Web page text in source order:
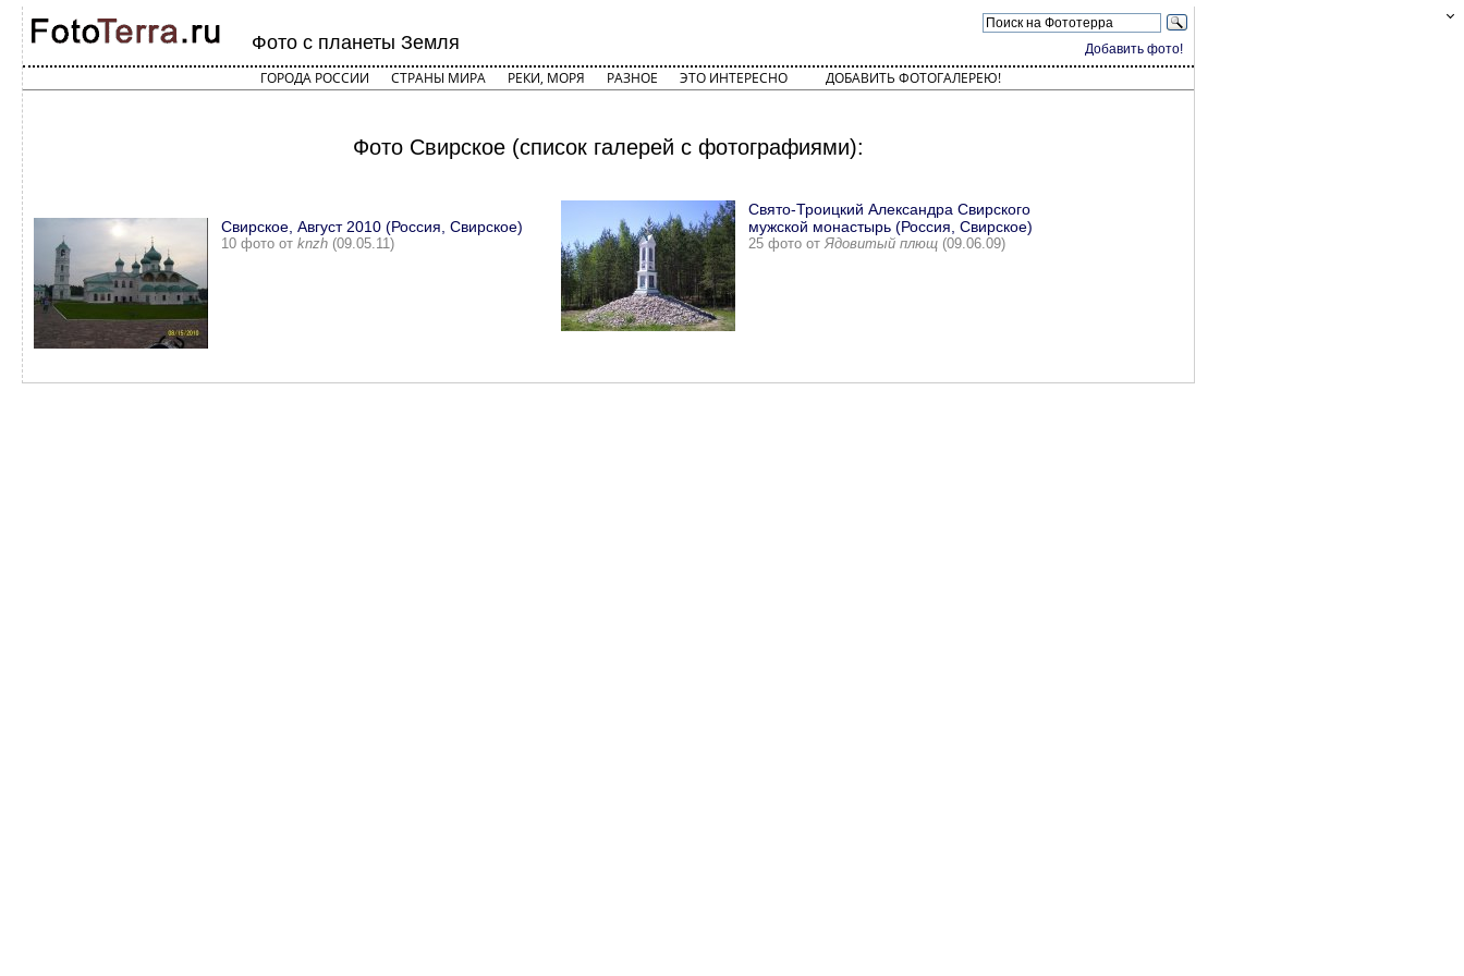
Добавить фото!
Фото с планеты Земля
ГОРОДА РОССИИ СТРАНЫ МИРА РЕКИ, МОРЯ РАЗНОЕ ЭТО ИНТЕРЕСНО ДОБАВИТЬ ФОТОГАЛЕРЕЮ!
Фото Свирское (список галерей с фотографиями):
Свирское, Август 2010 (Россия, Свирское)
10 фото от knzh (09.05.11)
Свято-Троицкий Александра Свирского
мужской монастырь (Россия, Свирское)
25 фото отЯдовитый плющ (09.06.09)